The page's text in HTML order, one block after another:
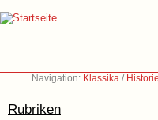
Navigation: Klassika / Historie
Rubriken